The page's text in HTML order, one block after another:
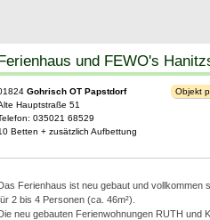
und FEWO's
Gohrisch OT Papstdorf
Hauptstraße 51
035021 68529
Betten + zusätzlich Aufbettung
Objekt
Ferienhaus ist neu gebaut und vollkommen
2 bis 4 Personen (ca. 46m²).
neu gebauten Ferienwohnungen RUTH und